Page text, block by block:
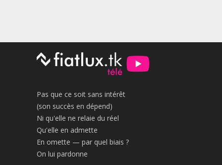
Pas que ce soit sans intérêt
(son succès en dépend)
Ni qu'elle ne relaie du réel
Qu'elle en admette
En omette — par quel biais ?
On lui pardonne